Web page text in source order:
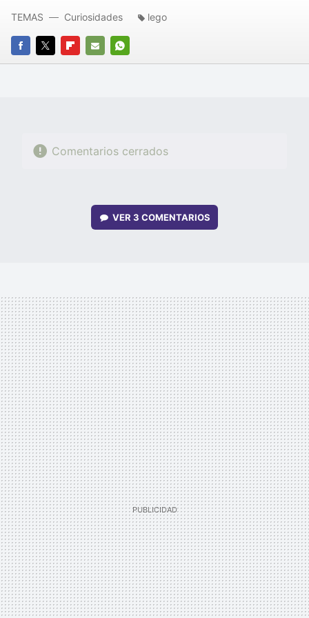
FACEBOOK
TWITTERFLIPBOARD
E-
WHATSAPP
TEMAS Curiosidades lego
Comentarios cerrados
VER 3 COMENTARIOS